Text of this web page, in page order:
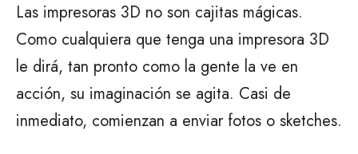
Las impresoras 3D no son cajitas mágicas.
Como cualquiera que tenga una impresora 3D
le dirá, tan pronto como la gente la ve en
acción, su imaginación se agita. Casi de
inmediato, comienzan a enviar fotos o sketches.